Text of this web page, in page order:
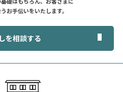
お手伝いをいたします。
を相談する